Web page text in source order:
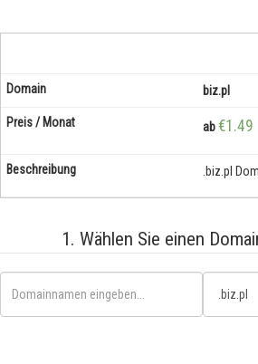
biz.pl
ab€1.49
.biz.pl
1. Wählen Sie einen